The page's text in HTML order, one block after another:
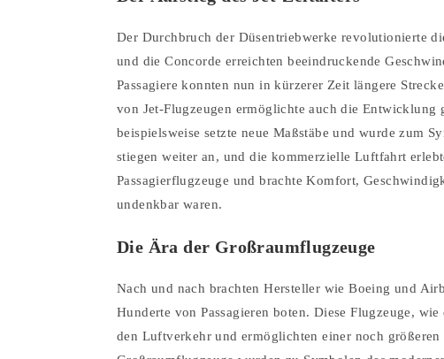
Der Durchbruch der Düsentriebwerke revolutionierte
und die Concorde erreichten beeindruckende
Passagiere konnten nun in kürzerer Zeit längere
von Jet-Flugzeugen ermöglichte auch die Entwicklung
beispielsweise setzte neue Maßstäbe und wurde zum
stiegen weiter an, und die kommerzielle Luftfahrt
Passagierflugzeuge und brachte Komfort,
undenkbar waren.
Die Ära der Großraumflugzeuge
Nach und nach brachten Hersteller wie Boeing und
Hunderte von Passagieren boten. Diese Flugzeuge,
den Luftverkehr und ermöglichten einer noch